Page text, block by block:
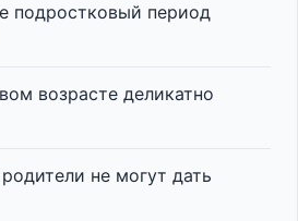
подростковый период
возрасте деликатно
не могут дать